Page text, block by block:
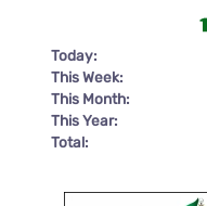
Today:
This Week:
This Month:
This Year:
Total: